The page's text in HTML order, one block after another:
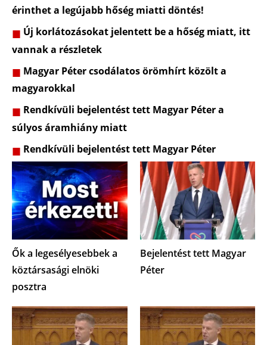
érinthet a legújabb hőség miatti döntés!
Új korlátozásokat jelentett be a hőség miatt, itt
vannak a részletek
Magyar Péter csodálatos örömhírt közölt a
magyarokkal
Rendkívüli bejelentést tett Magyar Péter a
súlyos áramhiány miatt
Rendkívüli bejelentést tett Magyar Péter
Ők a legesélyesebbek a
köztársasági elnöki
posztra
Bejelentést tett Magyar
Péter